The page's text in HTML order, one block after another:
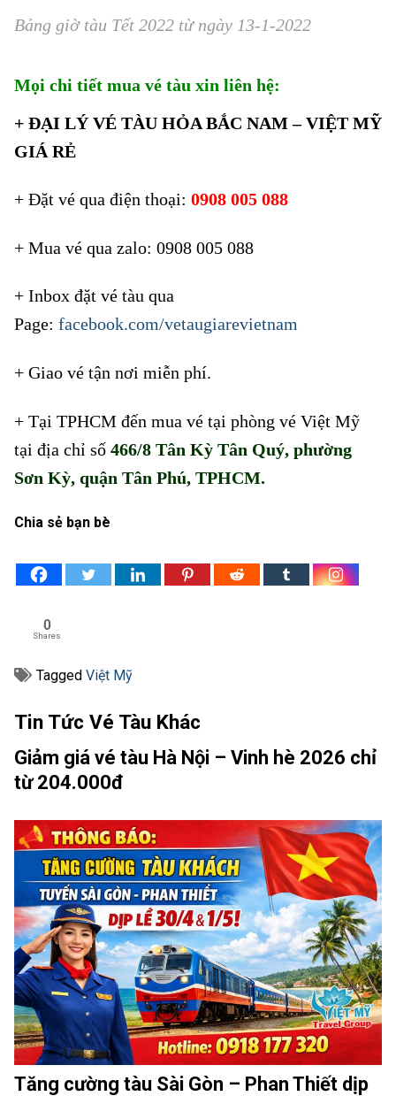
Bảng giờ tàu Tết 2022 từ ngày 13-1-2022
Mọi chi tiết mua vé tàu xin liên hệ:
+ ĐẠI LÝ VÉ TÀU HỎA BẮC NAM – VIỆT MỸ
GIÁ RẺ
+ Đặt vé qua điện thoại: 0908 005 088
+ Mua vé qua zalo: 0908 005 088
+ Inbox đặt vé tàu qua
Page: facebook.com/vetaugiarevietnam
+ Giao vé tận nơi miễn phí.
+ Tại TPHCM đến mua vé tại phòng vé Việt Mỹ
tại địa chỉ số 466/8 Tân Kỳ Tân Quý, phường
Sơn Kỳ, quận Tân Phú, TPHCM.
Chia sẻ bạn bè
0
Shares
Tagged Việt Mỹ
Tin Tức Vé Tàu Khác
Giảm giá vé tàu Hà Nội – Vinh hè 2026 chỉ
từ 204.000đ
Tăng cường tàu Sài Gòn – Phan Thiết dịp